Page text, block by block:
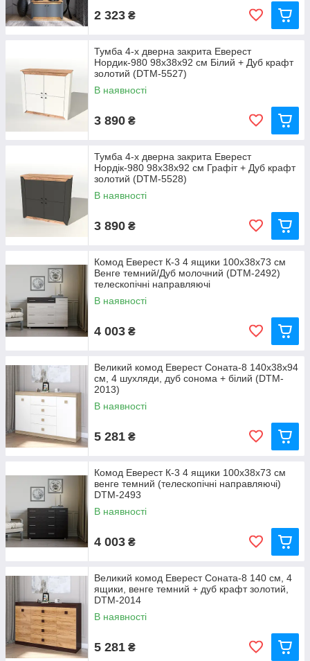
2 323 ₴
Тумба 4-х дверна закрита Еверест
Нордик-980 98х38х92 см Білий + Дуб крафт
золотий (DTM-5527)
В наявності
3 890 ₴
Тумба 4-х дверна закрита Еверест
Нордік-980 98х38х92 см Графіт + Дуб крафт
золотий (DTM-5528)
В наявності
3 890 ₴
Комод Еверест К-3 4 ящики 100х38х73 см
Венге темний/Дуб молочний (DTM-2492)
телескопічні направляючі
В наявності
4 003 ₴
Великий комод Еверест Соната-8 140х38х94
см, 4 шухляди, дуб сонома + білий (DTM-
2013)
В наявності
5 281 ₴
Комод Еверест К-3 4 ящики 100х38х73 см
венге темний (телескопічні направляючі)
DTM-2493
В наявності
4 003 ₴
Великий комод Еверест Соната-8 140 см, 4
ящики, венге темний + дуб крафт золотий,
DTM-2014
В наявності
5 281 ₴